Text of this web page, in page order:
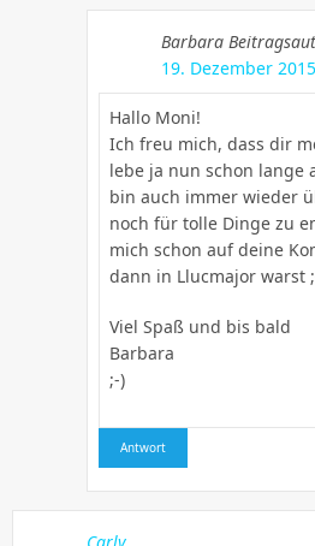
Barbara
19. Dezember
Hallo Moni!
Ich freu mich, dass dir
lebe ja nun schon lange
bin auch immer wieder
noch für tolle Dinge zu
mich schon auf deine
dann in Llucmajor warst
Viel Spaß und bis bald
Barbara
;-)
Antwort